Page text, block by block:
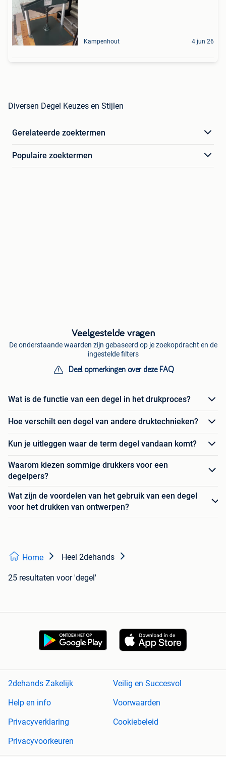
Kampenhout 4 jun 26
Diversen Degel Keuzes en Stijlen
Gerelateerde zoektermen
Populaire zoektermen
Veelgestelde vragen
De onderstaande waarden zijn gebaseerd op je zoekopdracht en de
ingestelde filters
Deel opmerkingen over deze FAQ
Wat is de functie van een degel in het drukproces?
Hoe verschilt een degel van andere druktechnieken?
Kun je uitleggen waar de term degel vandaan komt?
Waarom kiezen sommige drukkers voor een
degelpers?
Wat zijn de voordelen van het gebruik van een degel
voor het drukken van ontwerpen?
Home Heel 2dehands
25 resultaten voor 'degel'
2dehands Zakelijk
Veilig en Succesvol
Help en info
Voorwaarden
Privacyverklaring
Cookiebeleid
Privacyvoorkeuren